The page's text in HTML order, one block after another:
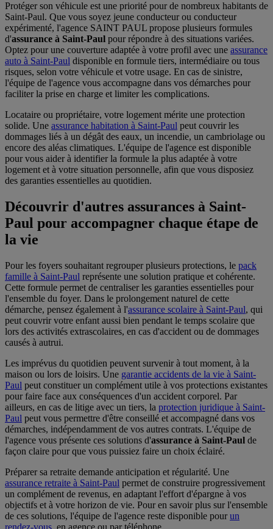
Protéger son véhicule est une priorité pour de nombreux habitants de
Saint-Paul. Que vous soyez jeune conducteur ou conducteur
expérimenté, l'agence SAINT PAUL propose plusieurs formules
d'assurance à Saint-Paul pour répondre à des situations variées.
Optez pour une couverture adaptée à votre profil avec une assurance
auto à Saint-Paul disponible en formule tiers, intermédiaire ou tous
risques, selon votre véhicule et votre usage. En cas de sinistre,
l'équipe de l'agence vous accompagne dans vos démarches pour
faciliter la prise en charge et limiter les complications.
Locataire ou propriétaire, votre logement mérite une protection
solide. Une assurance habitation à Saint-Paul peut couvrir les
dommages liés à un dégât des eaux, un incendie, un cambriolage ou
encore des aléas climatiques. L'équipe de l'agence est disponible
pour vous aider à identifier la formule la plus adaptée à votre
logement et à votre situation personnelle, afin que vous disposiez
des garanties essentielles au quotidien.
Découvrir d'autres assurances à Saint-
Paul pour accompagner chaque étape de
la vie
Pour les foyers souhaitant regrouper plusieurs protections, le pack
famille à Saint-Paul représente une solution pratique et cohérente.
Cette formule permet de centraliser les garanties essentielles pour
l'ensemble du foyer. Dans le prolongement naturel de cette
démarche, pensez également à l'assurance scolaire à Saint-Paul, qui
peut couvrir votre enfant aussi bien pendant le temps scolaire que
lors des activités extrascolaires, en cas d'accident ou de dommages
causés à autrui.
Les imprévus du quotidien peuvent survenir à tout moment, à la
maison ou lors de loisirs. Une garantie accidents de la vie à Saint-
Paul peut constituer un complément utile à vos protections existantes
pour faire face aux conséquences d'un accident corporel. Par
ailleurs, en cas de litige avec un tiers, la protection juridique à Saint-
Paul peut vous permettre d'être conseillé et accompagné dans vos
démarches, indépendamment de vos autres contrats. L'équipe de
l'agence vous présente ces solutions d'assurance à Saint-Paul de
façon claire pour que vous puissiez faire un choix éclairé.
Préparer sa retraite demande anticipation et régularité. Une
assurance retraite à Saint-Paul permet de construire progressivement
un complément de revenus, en adaptant l'effort d'épargne à vos
objectifs et à votre horizon de vie. Pour en savoir plus sur l'ensemble
de ces solutions, l'équipe de l'agence reste disponible pourun
rendez-vous , en agence ou par téléphone.